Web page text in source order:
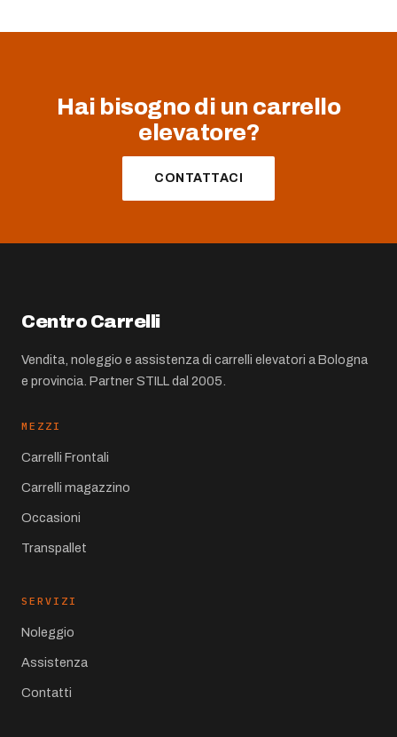
Hai bisogno di un carrello
elevatore?
CONTATTACI
Centro Carrelli
Vendita, noleggio e assistenza di carrelli elevatori a Bologna
e provincia. Partner STILL dal 2005.
MEZZI
Carrelli Frontali
Carrelli magazzino
Occasioni
Transpallet
SERVIZI
Noleggio
Assistenza
Contatti